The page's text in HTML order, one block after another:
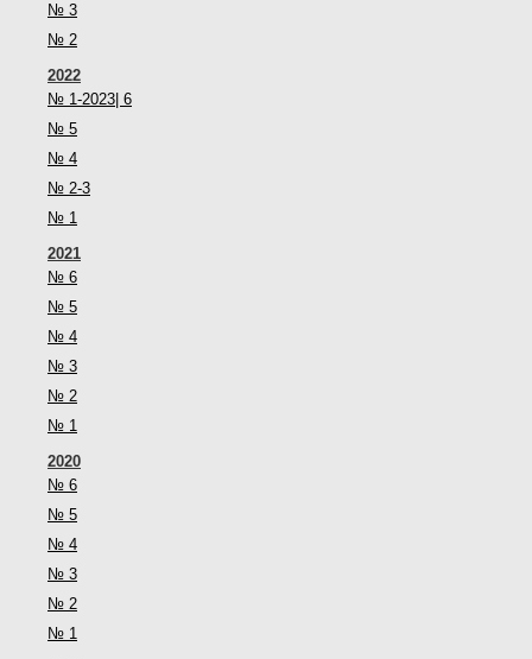
№ 3
№ 2
2022
№ 1-2023| 6
№ 5
№ 4
№ 2-3
№ 1
2021
№ 6
№ 5
№ 4
№ 3
№ 2
№ 1
2020
№ 6
№ 5
№ 4
№ 3
№ 2
№ 1